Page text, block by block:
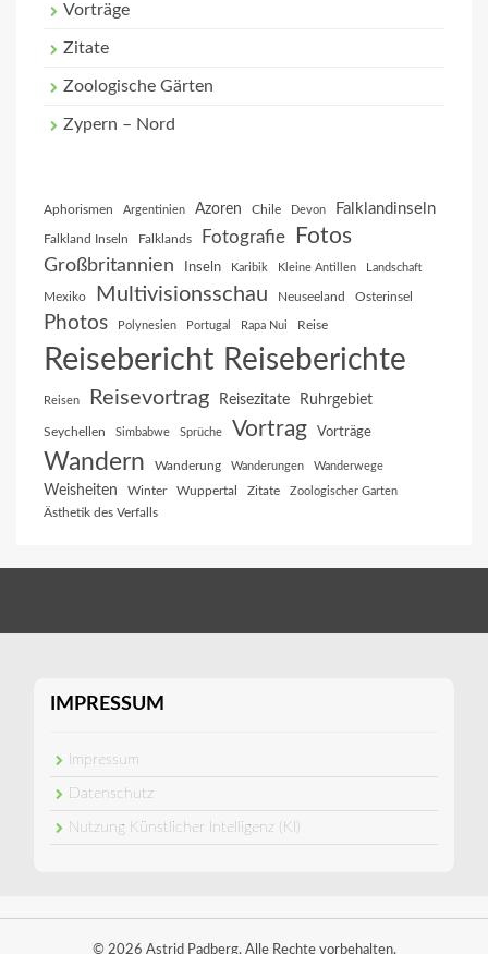
Vorträge
Zitate
Zoologische Gärten
Zypern – Nord
Aphorismen Argentinien Azoren Chile Devon Falklandinseln
Falkland Inseln Falklands Fotografie Fotos
Großbritannien Inseln Karibik Kleine Antillen Landschaft
Mexiko Multivisionsschau Neuseeland Osterinsel
Photos Polynesien Portugal Rapa Nui Reise
Reisebericht Reiseberichte
Reisen Reisevortrag Reisezitate Ruhrgebiet
Seychellen Simbabwe Sprüche Vortrag Vorträge
Wandern Wanderung Wanderungen Wanderwege
Weisheiten Winter Wuppertal Zitate Zoologischer Garten
Ästhetik des Verfalls
IMPRESSUM
Impressum
Datenschutz
Nutzung Künstlicher Intelligenz (KI)
© 2026 Astrid Padberg. Alle Rechte vorbehalten.